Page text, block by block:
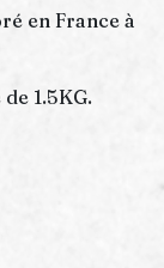
en France à
1.5KG.